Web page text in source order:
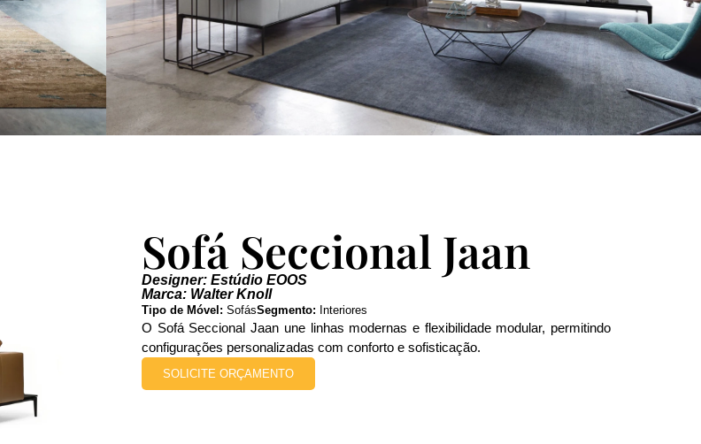
Sofá Seccional Jaan
Designer: Estúdio EOOS
Marca: Walter Knoll
Tipo de Móvel: SofásSegmento: Interiores
O Sofá Seccional Jaan une linhas modernas e flexibilidade modular, permitindo
configurações personalizadas com conforto e sofisticação.
SOLICITE ORÇAMENTO